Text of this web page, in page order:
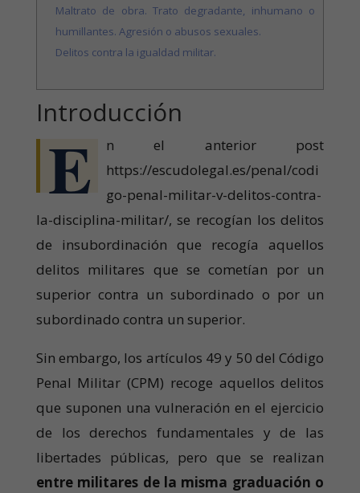
Maltrato de obra. Trato degradante, inhumano o
humillantes. Agresión o abusos sexuales.
Delitos contra la igualdad militar.
Introducción
E
n el anterior post
https://escudolegal.es/penal/codi
go-penal-militar-v-delitos-contra-
la-disciplina-militar/, se recogían los delitos
de insubordinación que recogía aquellos
delitos militares que se cometían por un
superior contra un subordinado o por un
subordinado contra un superior.
Sin embargo, los artículos 49 y 50 del Código
Penal Militar (CPM) recoge aquellos delitos
que suponen una vulneración en el ejercicio
de los derechos fundamentales y de las
libertades públicas, pero que se realizan
entre militares de la misma graduación o